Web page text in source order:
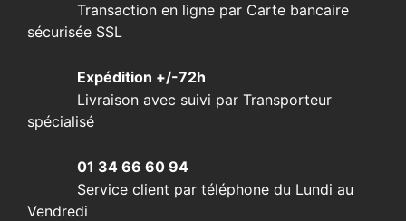
Transaction en ligne par Carte bancaire
sécurisée SSL
Expédition +/-72h
Livraison avec suivi par Transporteur
spécialisé
01 34 66 60 94
Service client par téléphone du Lundi au
Vendredi